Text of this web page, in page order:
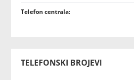
Telefon centrala:
TELEFONSKI BROJEVI